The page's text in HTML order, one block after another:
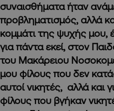
συναισθήματα ήταν
προβληματισμός, αλλά
κομμάτι της ψυχής μου,
για πάντα εκεί, στον
του Μακάρειου
μου φίλους που δεν
αυτοί νικητές, αλλά και
φίλους που βγήκαν